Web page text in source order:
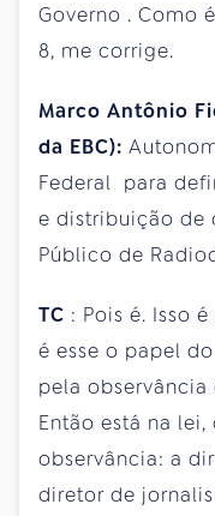
Governo . Como
8, me corrige.
Marco Antônio
da EBC):
Federal para
e distribuição de
Público de
TC : Pois é. Isso
é esse o papel
pela
Então está na
observância: a
diretor de